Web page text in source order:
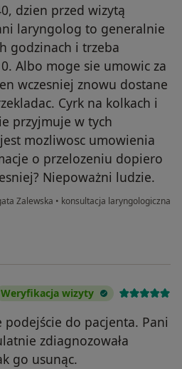
dzien przed wizytą
laryngolog to generalnie
godzinach i trzeba
Albo moge sie umowic za
wczesniej znowu dostane
Cyrk na kolkach i
przyjmuje w tych
mozliwosc umowienia
o przelozeniu dopiero
Niepoważni ludzie.
Zalewska • konsultacja laryngologiczna
Weryfikacja wizyty
do pacjenta. Pani
zdiagnozowała
go usunąc.